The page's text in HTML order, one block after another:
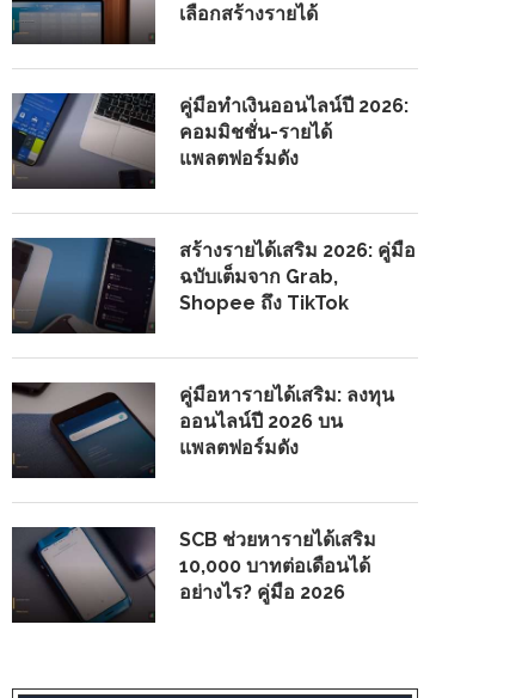
เลือกสร้างรายได้
คู่มือทำเงินออนไลน์ปี 2026:
คอมมิชชั่น-รายได้
แพลตฟอร์มดัง
สร้างรายได้เสริม 2026: คู่มือ
ฉบับเต็มจาก Grab,
Shopee ถึง TikTok
คู่มือหารายได้เสริม: ลงทุน
ออนไลน์ปี 2026 บน
แพลตฟอร์มดัง
SCB ช่วยหารายได้เสริม
10,000 บาทต่อเดือนได้
อย่างไร? คู่มือ 2026